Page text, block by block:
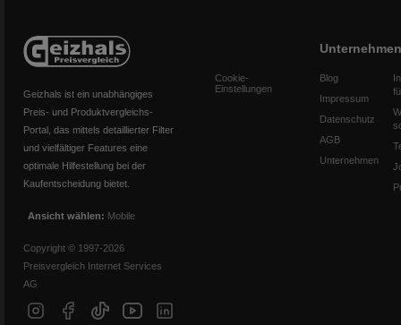
Geizhals ist ein unabhängiges
Preis- und Produktvergleichs-
Portal, das mittels detaillierter Filter
und vielfältiger Features eine
optimale Hilfestellung bei der
Kaufentscheidung bietet.
Ansicht wählen: Mobile
Copyright © 1997-2026
Preisvergleich Internet Services
AG
Cookie-
Einstellungen
Unternehmen
Blog
Impressum
Datenschutz
AGB
Unternehmen